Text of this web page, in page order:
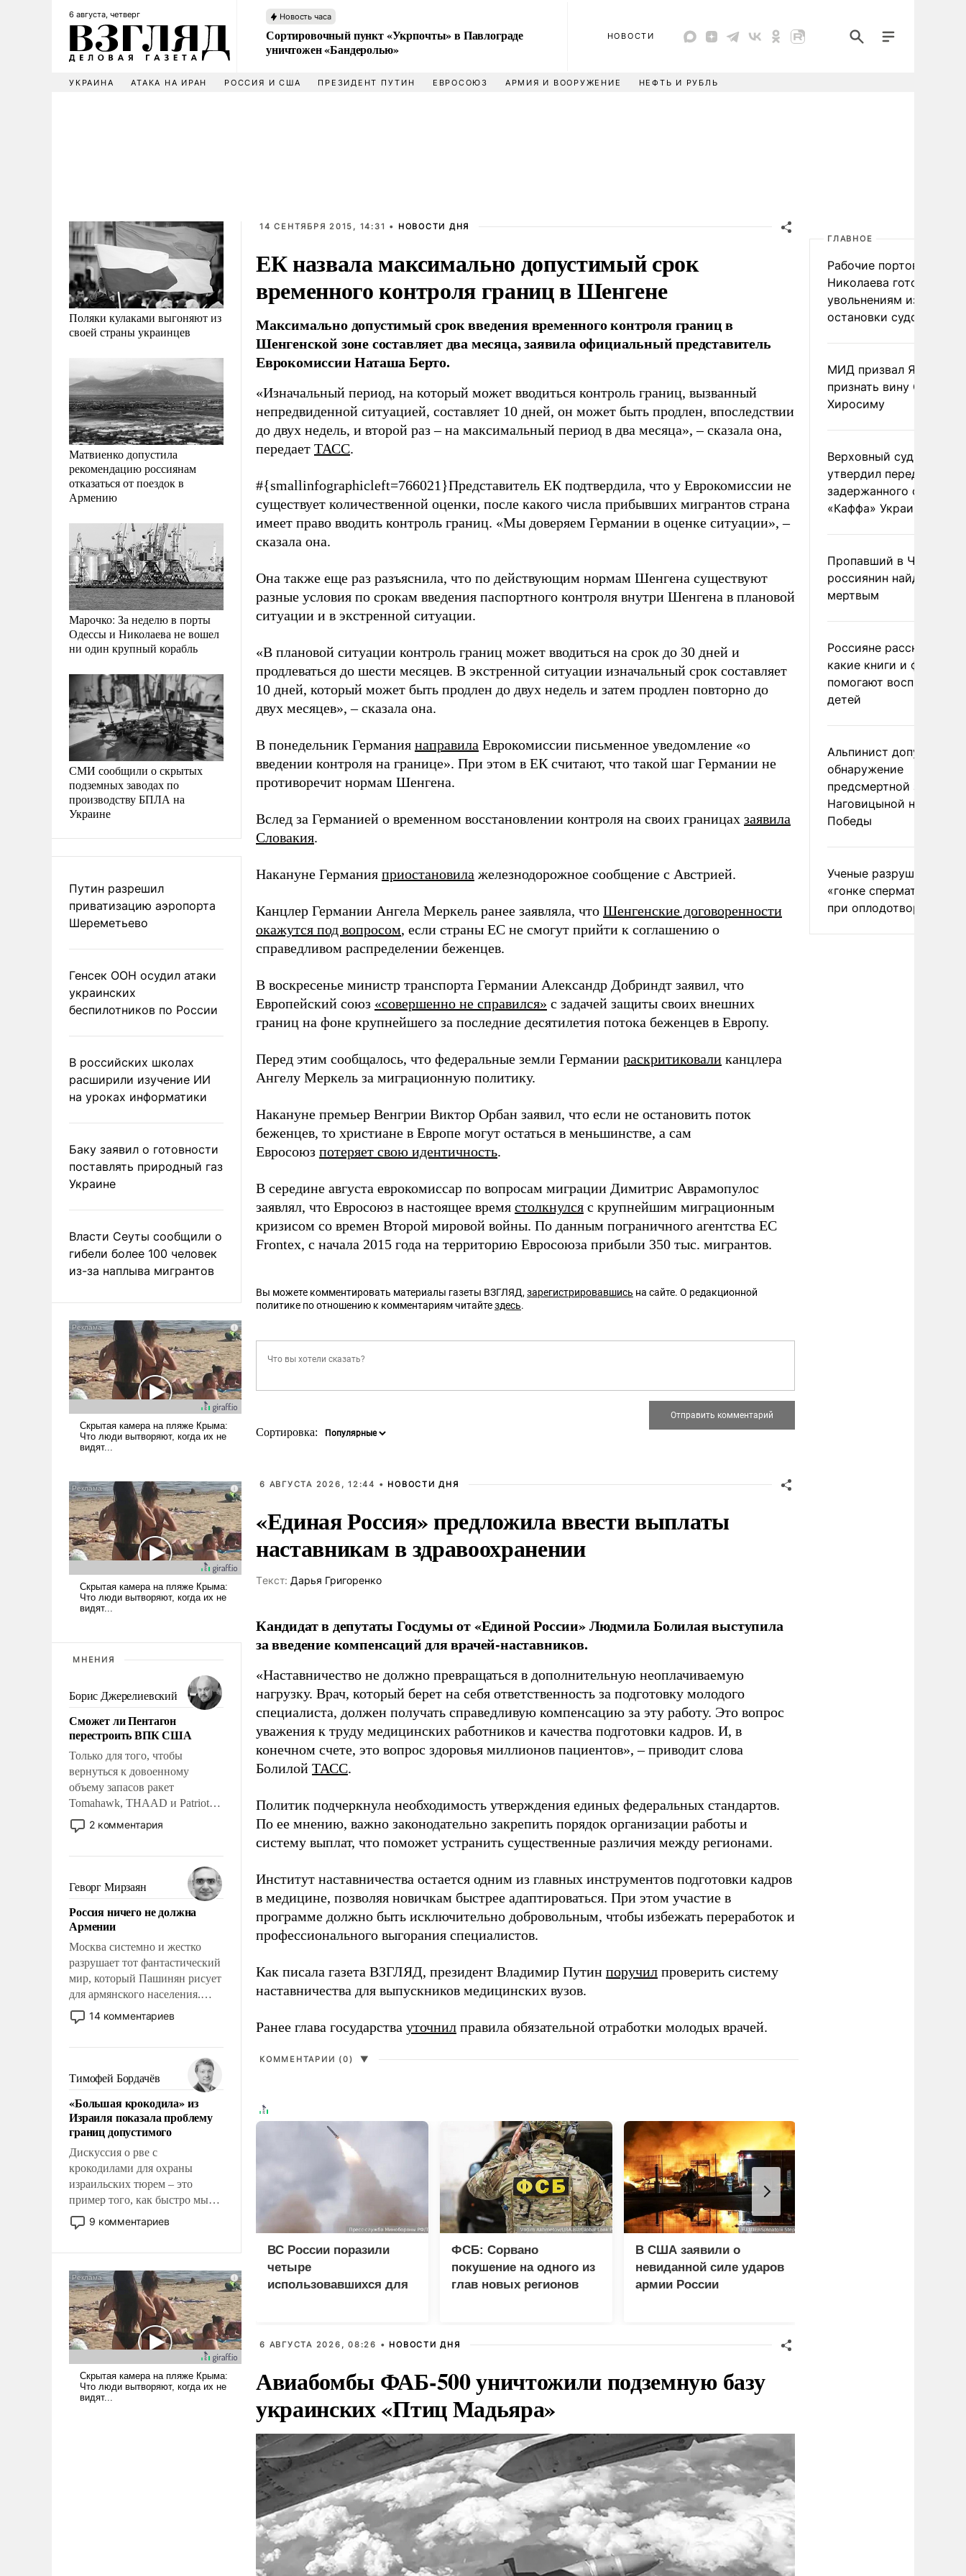
6 августа, четверг Новость часа
Сортировочный пункт «Укрпочты» в Павлограде
уничтожен «Бандеролью»
НОВОСТИ
УКРАИНА АТАКА НА ИРАН РОССИЯ И США ПРЕЗИДЕНТ ПУТИН ЕВРОСОЮЗ АРМИЯ И ВООРУЖЕНИЕ НЕФТЬ И РУБЛЬ
Поляки кулаками выгоняют из
своей страны украинцев
Матвиенко допустила
рекомендацию россиянам
отказаться от поездок в
Армению
Марочко: За неделю в порты
Одессы и Николаева не вошел
ни один крупный корабль
СМИ сообщили о скрытых
подземных заводах по
производству БПЛА на
Украине
Путин разрешил
приватизацию аэропорта
Шереметьево
Генсек ООН осудил атаки
украинских
беспилотников по России
В российских школах
расширили изучение ИИ
на уроках информатики
Баку заявил о готовности
поставлять природный газ
Украине
Власти Сеуты сообщили о
гибели более 100 человек
из-за наплыва мигрантов
МНЕНИЯ
Борис Джерелиевский
Сможет ли Пентагон
перестроить ВПК США
Только для того, чтобы
вернуться к довоенному
объему запасов ракет
Tomahawk, THAAD и Patriot
США потребуется более трех
лет. Даже небольшая война с
Сложившаяся ситуация
означает многолетний период
уязвимости США, например,
перед Китаем.
2 комментария
Геворг Мирзаян
Россия ничего не должна
Армении
Москва системно и жестко
разрушает тот фантастический
мир, который Пашинян рисует
для армянского населения.
Мир, где политические
прожекты будут безусловно
налогоплательщиков и где
Еревану за свои поступки не
нужно отвечать.
14 комментариев
Тимофей Бордачёв
«Большая крокодила» из
Израиля показала проблему
границ допустимого
Дискуссия о рве с
крокодилами для охраны
израильских тюрем – это
пример того, как быстро мы
двигаемся по пути
революционных изменений.
псевдонаучной фантастики,
стало всерьез обсуждаемой
идеей.
9 комментариев
14 СЕНТЯБРЯ 2015, 14:31 • НОВОСТИ ДНЯ
ЕК назвала максимально допустимый срок
временного контроля границ в Шенгене
Максимально допустимый срок введения временного контроля границ в
Шенгенской зоне составляет два месяца, заявила официальный представитель
Еврокомиссии Наташа Берто.
«Изначальный период, на который может вводиться контроль границ, вызванный
непредвиденной ситуацией, составляет 10 дней, он может быть продлен, впоследствии
до двух недель, и второй раз – на максимальный период в два месяца», – сказала она,
передает ТАСС.
#{smallinfographicleft=766021}Представитель ЕК подтвердила, что у Еврокомиссии не
существует количественной оценки, после какого числа прибывших мигрантов страна
имеет право вводить контроль границ. «Мы доверяем Германии в оценке ситуации», –
сказала она.
Она также еще раз разъяснила, что по действующим нормам Шенгена существуют
разные условия по срокам введения паспортного контроля внутри Шенгена в плановой
ситуации и в экстренной ситуации.
«В плановой ситуации контроль границ может вводиться на срок до 30 дней и
продлеваться до шести месяцев. В экстренной ситуации изначальный срок составляет
10 дней, который может быть продлен до двух недель и затем продлен повторно до
двух месяцев», – сказала она.
В понедельник Германия направила Еврокомиссии письменное уведомление «о
введении контроля на границе». При этом в ЕК считают, что такой шаг Германии не
противоречит нормам Шенгена.
Вслед за Германией о временном восстановлении контроля на своих границах заявила
Словакия.
Накануне Германия приостановила железнодорожное сообщение с Австрией.
Канцлер Германии Ангела Меркель ранее заявляла, что Шенгенские договоренности
окажутся под вопросом, если страны ЕС не смогут прийти к соглашению о
справедливом распределении беженцев.
В воскресенье министр транспорта Германии Александр Добриндт заявил, что
Европейский союз «совершенно не справился» с задачей защиты своих внешних
границ на фоне крупнейшего за последние десятилетия потока беженцев в Европу.
Перед этим сообщалось, что федеральные земли Германии раскритиковали канцлера
Ангелу Меркель за миграционную политику.
Накануне премьер Венгрии Виктор Орбан заявил, что если не остановить поток
беженцев, то христиане в Европе могут остаться в меньшинстве, а сам
Евросоюз потеряет свою идентичность.
В середине августа еврокомиссар по вопросам миграции Димитрис Аврамопулос
заявлял, что Евросоюз в настоящее время столкнулся с крупнейшим миграционным
кризисом со времен Второй мировой войны. По данным пограничного агентства ЕС
Frontex, с начала 2015 года на территорию Евросоюза прибыли 350 тыс. мигрантов.
Вы можете комментировать материалы газеты ВЗГЛЯД, зарегистрировавшись на сайте. О редакционной
политике по отношению к комментариям читайтездесь.
Сортировка:
6 АВГУСТА 2026, 12:44 • НОВОСТИ ДНЯ
«Единая Россия» предложила ввести выплаты
наставникам в здравоохранении
Tекст: Дарья Григоренко
Кандидат в депутаты Госдумы от «Единой России» Людмила Болилая выступила
за введение компенсаций для врачей-наставников.
«Наставничество не должно превращаться в дополнительную неоплачиваемую
нагрузку. Врач, который берет на себя ответственность за подготовку молодого
специалиста, должен получать справедливую компенсацию за эту работу. Это вопрос
уважения к труду медицинских работников и качества подготовки кадров. И, в
конечном счете, это вопрос здоровья миллионов пациентов», – приводит слова
Болилой ТАСС.
Политик подчеркнула необходимость утверждения единых федеральных стандартов.
По ее мнению, важно законодательно закрепить порядок организации работы и
систему выплат, что поможет устранить существенные различия между регионами.
Институт наставничества остается одним из главных инструментов подготовки кадров
в медицине, позволяя новичкам быстрее адаптироваться. При этом участие в
программе должно быть исключительно добровольным, чтобы избежать переработок и
профессионального выгорания специалистов.
Как писала газета ВЗГЛЯД, президент Владимир Путин поручил проверить систему
наставничества для выпускников медицинских вузов.
Ранее глава государства уточнил правила обязательной отработки молодых врачей.
КОММЕНТАРИИ (0) ▼
ВС России поразили
четыре
использовавшихся для
ФСБ: Сорвано
покушение на одного из
глав новых регионов
В США заявили о
невиданной силе ударов
армии России
6 АВГУСТА 2026, 08:26 • НОВОСТИ ДНЯ
Авиабомбы ФАБ-500 уничтожили подземную базу
украинских «Птиц Мадьяра»
ГЛАВНОЕ
Рабочие портов
Николаева готовятся к
увольнениям из-за
остановки судоходства
МИД призвал Японию
признать вину США за
Хиросиму
Верховный суд Швеции
утвердил передачу
задержанного
«Каффа» Украине
Пропавший в
россиянин найден
мертвым
Россияне рассказали,
какие книги и фильмы
помогают воспитывать
детей
Альпинист допустил
обнаружение
предсмертной записки
Наговицыной на пике
Победы
Ученые разрушили миф
«гонке
при оплодотворении